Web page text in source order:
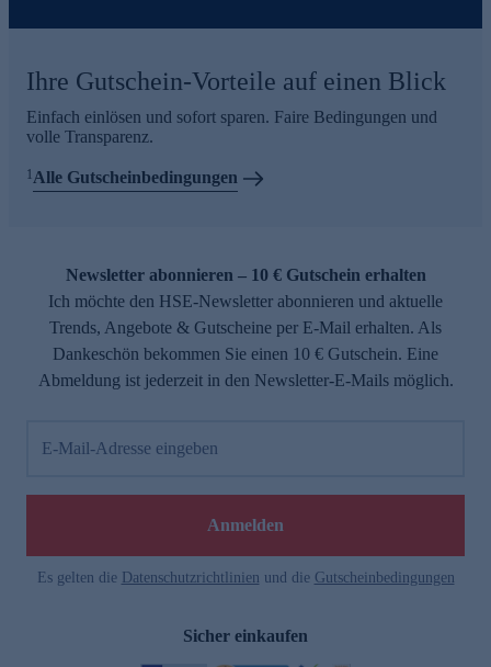
Ihre Gutschein-Vorteile auf einen Blick
Einfach einlösen und sofort sparen. Faire Bedingungen und
volle Transparenz.
1 Alle Gutscheinbedingungen
Newsletter abonnieren – 10 € Gutschein erhalten
Ich möchte den HSE-Newsletter abonnieren und aktuelle
Trends, Angebote & Gutscheine per E-Mail erhalten. Als
Dankeschön bekommen Sie einen 10 € Gutschein. Eine
Abmeldung ist jederzeit in den Newsletter-E-Mails möglich.
E-Mail-Adresse eingeben
Anmelden
Es gelten die Datenschutzrichtlinien und die Gutscheinbedingungen
Sicher einkaufen